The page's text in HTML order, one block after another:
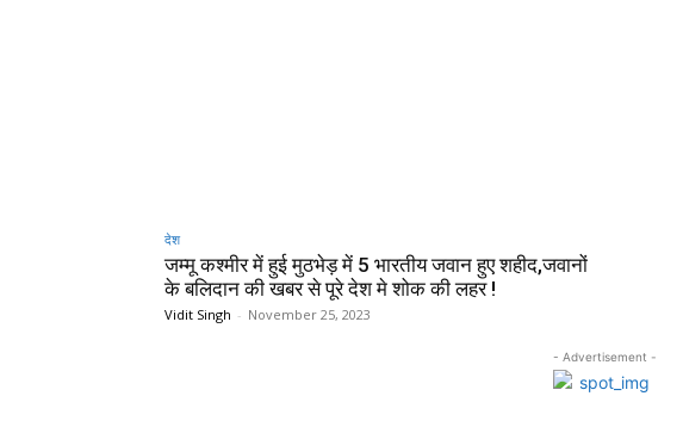
देश
जम्मू कश्मीर में हुई मुठभेड़ में 5 भारतीय जवान हुए शहीद,जवानों
के बलिदान की खबर से पूरे देश मे शोक की लहर !
Vidit Singh - November 25, 2023
- Advertisement -